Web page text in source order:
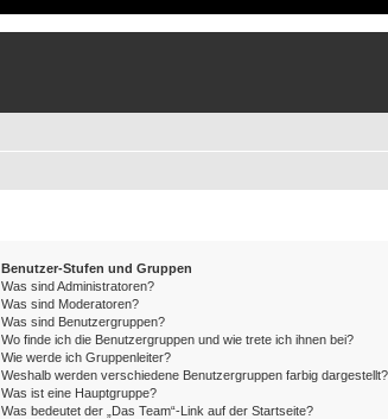
Benutzer-Stufen und Gruppen
Was sind Administratoren?
Was sind Moderatoren?
Was sind Benutzergruppen?
Wo finde ich die Benutzergruppen und wie trete ich ihnen bei?
Wie werde ich Gruppenleiter?
Weshalb werden verschiedene Benutzergruppen farbig dargestellt?
Was ist eine Hauptgruppe?
Was bedeutet der „Das Team“-Link auf der Startseite?